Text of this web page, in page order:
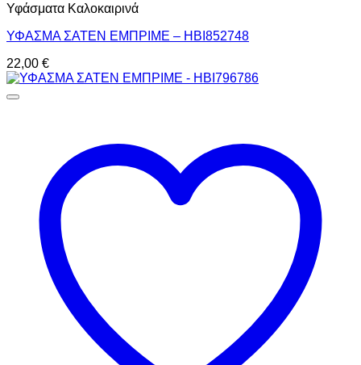
Υφάσματα Καλοκαιρινά
ΥΦΑΣΜΑ ΣΑΤΕΝ ΕΜΠΡΙΜΕ – HBI852748
22,00 €